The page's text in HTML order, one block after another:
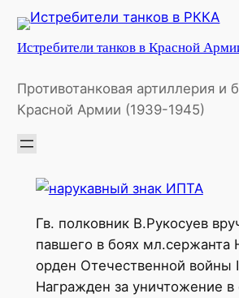
Перейти
содержимому
Истребители танков в Красной
Противотанковая артиллерия и
Красной Армии (1939-1945)
Гв. полковник В.Рукосуев
павшего в боях мл.сержанта
орден Отечественной войны
Награжден за уничтожение